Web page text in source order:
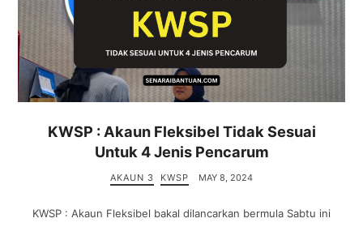
KWSP : Akaun Fleksibel Tidak Sesuai
Untuk 4 Jenis Pencarum
AKAUN 3 KWSP MAY 8, 2024
KWSP : Akaun Fleksibel bakal dilancarkan bermula Sabtu ini